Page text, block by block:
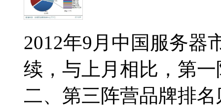
2012年9月中国服务器
续，与上月相比，第
二、第三阵营品牌排